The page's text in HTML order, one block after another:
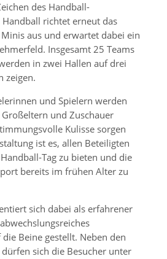
des Handball-
Handball richtet erneut das
aus und erwartet dabei ein
Insgesamt 25 Teams
in zwei Hallen auf drei
zeigen.
und Spielern werden
und Zuschauer
Kulisse sorgen
ist es, allen Beteiligten
Tag zu bieten und die
bereits im frühen Alter zu
sich dabei als erfahrener
Beine gestellt. Neben den
sich die Besucher unter